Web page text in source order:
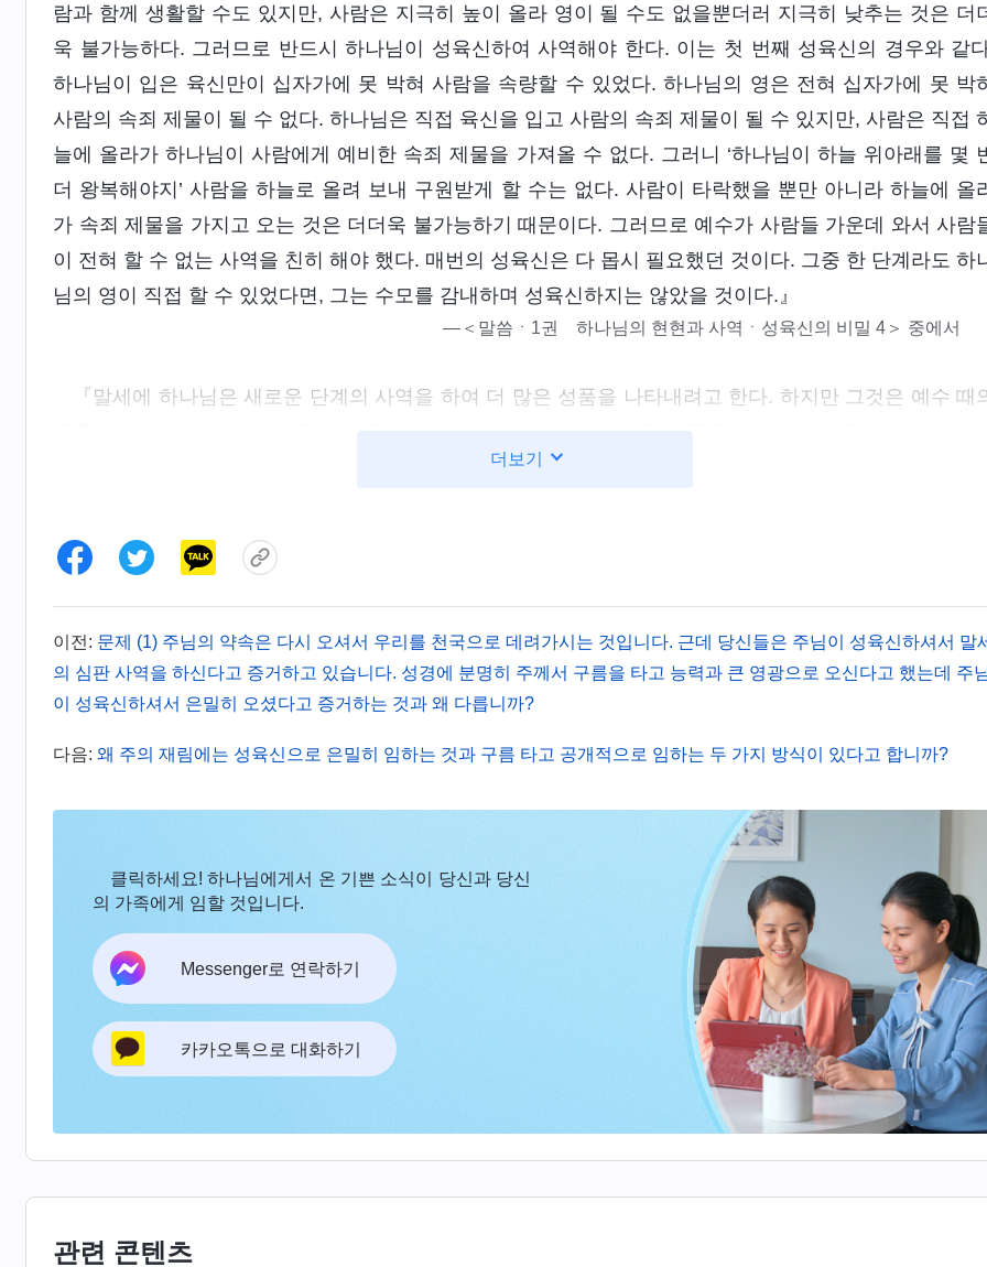
람과 함께 생활할 수도 있지만, 사람은 지극히 높이 올라 영이 될 수도 없을뿐더러 지극히 낮추는 것은 더
욱 불가능하다. 그러므로 반드시 하나님이 성육신하여 사역해야 한다. 이는 첫 번째 성육신의 경우와 같
하나님이 입은 육신만이 십자가에 못 박혀 사람을 속량할 수 있었다. 하나님의 영은 전혀 십자가에 못 박
사람의 속죄 제물이 될 수 없다. 하나님은 직접 육신을 입고 사람의 속죄 제물이 될 수 있지만, 사람은 직접
늘에 올라가 하나님이 사람에게 예비한 속죄 제물을 가져올 수 없다. 그러니 ‘하나님이 하늘 위아래를 몇
더 왕복해야지’ 사람을 하늘로 올려 보내 구원받게 할 수는 없다. 사람이 타락했을 뿐만 아니라 하늘에 올
가 속죄 제물을 가지고 오는 것은 더더욱 불가능하기 때문이다. 그러므로 예수가 사람들 가운데 와서 사람
이 전혀 할 수 없는 사역을 친히 해야 했다. 매번의 성육신은 다 몹시 필요했던 것이다. 그중 한 단계라도 하
님의 영이 직접 할 수 있었다면, 그는 수모를 감내하며 성육신하지는 않았을 것이다.』
―＜말씀ㆍ1권 하나님의 현현과 사역ㆍ성육신의 비밀 4＞ 중에서
『말세에 하나님은 새로운 단계의 사역을 하여 더 많은 성품을 나타내려고 한다. 하지만 그것은 예수 때
이 역사하면서 천둥소리로 직접 말한다면, 사람들은 그를 접할 수가 없다. 그러면 사람들이 그의 성품을 알
해, 말씀이 육신으로 나타나 그의 모든 성품을 육신을 통해 발현해야만 직접 알 수 있다. 하나님이 육신의 모
습으로 진실로 사람들 가운데서 살고, 사람이 그의 성품을 실제적으로 접하고 그의 소유와 어떠함을 접해야
만 하나님을 진정으로 알 수 있다.』
―＜말씀ㆍ1권 하나님의 현현과 사역ㆍ사역 이상 3＞ 중에서
『하나님이 생생하게 실제로 육신으로 나타나 육신으로 영의 사역을 하고 사람의 푯대가 되는 것을 현실
감 있게 보여 줌으로써 한 무리의 사람을 얻는 것이다. 하나님이 육신에 온 주된 이유는 사람들에게 하나님의
이다. 이렇게 그에게 온전케 된 사람이야말로 그를 살아 낸 사람이요, 그에게 얻어진 사람이요, 그의 뜻에
는 사람이다. 하나님이 하늘에서만 음성을 발하고 실제로 이 땅에 오지 않으면, 사람들은 여전히 하나님을 알
수 없고, 하나님의 행사를 그저 공허한 이론으로 전할 수밖에 없으며, 하나님 말씀을 실제가 되게 할 수 없다.
하나님은 이 땅에 와서 주로 하나님이 얻으려는 사람을 위해 푯대를 세우고, 모델이 되는 것이다. 이렇게 해
야 사람은 실제로 하나님을 알고, 만지고, 볼 수 있으며, 진정으로 하나님께 얻어질 수 있다.』
―＜말씀ㆍ1권 하나님의 현현과 사역ㆍ실제 하나님이 하나님 자신임을 알아야 한다＞ 중에서
『하나님이 성육신하기 전에 사람은 하나님이 한 말씀들을 잘 이해하지 못했다. 그의 말씀은 완전한 신성
에서 비롯되었기 때문에, 그 말씀을 하게 된 배경과 출발점에 대해 사람은 알 수도 이해할 수도 없었다. 또
사람이 볼 수 없는 영계에서 선포된 것이라 육에서 살고 있는 사람으로서는 도저히 꿰뚫을 수 없었다. 그러
하나님이 성육신한 후에는 영계에서 벗어나 인간의 위치에 서서 사람과 대화하게 되었다. 사람의 관념적
상상이나 삶 속에서 보고 접하는 일들, 사람이 받아들일 수 있는 방식과 이해할 수 있는 언어, 그리고 인류
더보기
이전: 문제 (1) 주님의 약속은 다시 오셔서 우리를 천국으로 데려가시는 것입니다. 근데 당신들은 주님이 성육신하셔서 말
의 심판 사역을 하신다고 증거하고 있습니다. 성경에 분명히 주께서 구름을 타고 능력과 큰 영광으로 오신다고 했는데 주
이 성육신하셔서 은밀히 오셨다고 증거하는 것과 왜 다릅니까?
다음: 왜 주의 재림에는 성육신으로 은밀히 임하는 것과 구름 타고 공개적으로 임하는 두 가지 방식이 있다고 합니까?
클릭하세요! 하나님에게서 온 기쁜 소식이 당신과 당신
의 가족에게 임할 것입니다.
Messenger로 연락하기
카카오톡으로 대화하기
관련 콘텐츠